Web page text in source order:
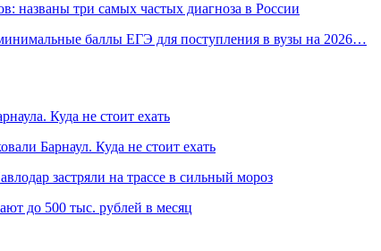
названы три самых частых диагноза в России
баллы ЕГЭ для поступления в вузы на 2026…
Куда не стоит ехать
Барнаул. Куда не стоит ехать
застряли на трассе в сильный мороз
до 500 тыс. рублей в месяц